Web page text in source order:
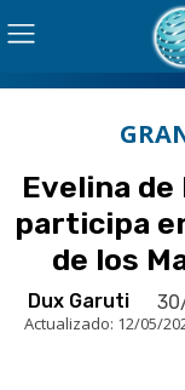
Evelina de
participa
de los
Dux Garuti
Actualizado: 12/05/